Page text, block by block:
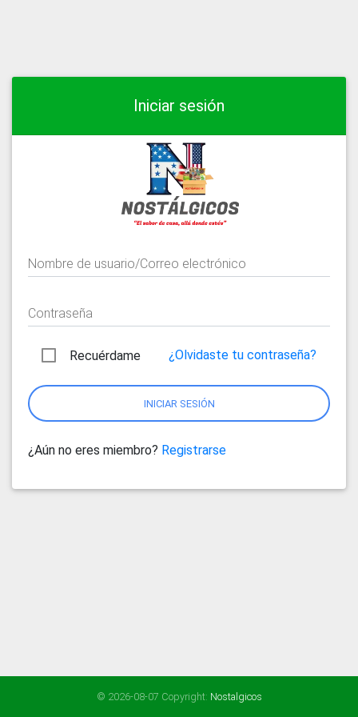
Iniciar sesión
Nombre de usuario/Correo electrónico
Contraseña
Recuérdame ¿Olvidaste tu contraseña?
INICIAR SESIÓN
¿Aún no eres miembro? Registrarse
© 2026-08-07 Copyright: Nostalgicos